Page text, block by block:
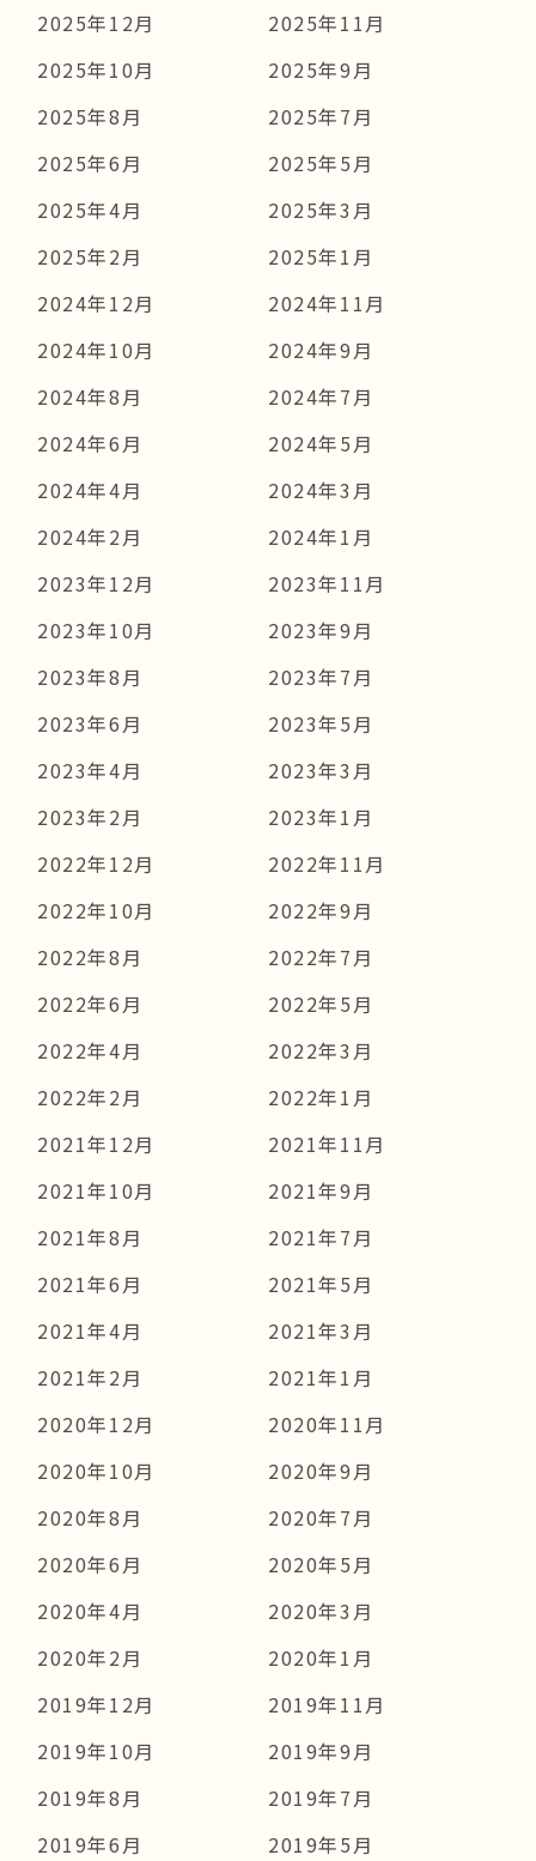
2025年12月
2025年11月
2025年10月
2025年9月
2025年8月
2025年7月
2025年6月
2025年5月
2025年4月
2025年3月
2025年2月
2025年1月
2024年12月
2024年11月
2024年10月
2024年9月
2024年8月
2024年7月
2024年6月
2024年5月
2024年4月
2024年3月
2024年2月
2024年1月
2023年12月
2023年11月
2023年10月
2023年9月
2023年8月
2023年7月
2023年6月
2023年5月
2023年4月
2023年3月
2023年2月
2023年1月
2022年12月
2022年11月
2022年10月
2022年9月
2022年8月
2022年7月
2022年6月
2022年5月
2022年4月
2022年3月
2022年2月
2022年1月
2021年12月
2021年11月
2021年10月
2021年9月
2021年8月
2021年7月
2021年6月
2021年5月
2021年4月
2021年3月
2021年2月
2021年1月
2020年12月
2020年11月
2020年10月
2020年9月
2020年8月
2020年7月
2020年6月
2020年5月
2020年4月
2020年3月
2020年2月
2020年1月
2019年12月
2019年11月
2019年10月
2019年9月
2019年8月
2019年7月
2019年6月
2019年5月